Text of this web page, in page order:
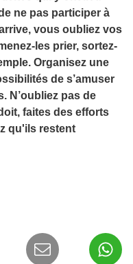
ne pas participer à
vous oubliez vos
les prier, sortez-
Organisez une
de s’amuser
N’oubliez pas de
faites des efforts
qu'ils restent